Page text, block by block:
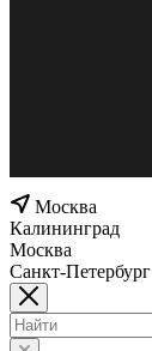
Москва
Калининград
Москва
Санкт-Петербург